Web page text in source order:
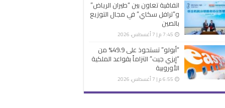
اتفاقية تعاون بين “طيران الرياض”
و”ترافل سكاي” في مجال التوزيع
بالصين
7:45 م | 7 أغسطس، 2026
“أبولو” تستحوذ على 49.9% من
“إيزي جيت” التزاماً بقواعد الملكية
الأوروبية
6:55 م | 7 أغسطس، 2026